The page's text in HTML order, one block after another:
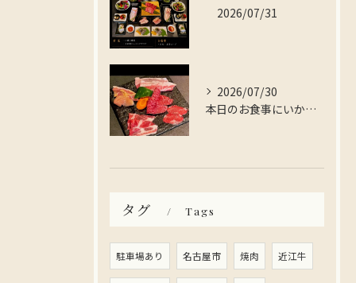
2026/07/31
2026/07/30
本日のお食事にいかがですか？
タグ Tags
駐車場あり 名古屋市 焼肉 近江牛